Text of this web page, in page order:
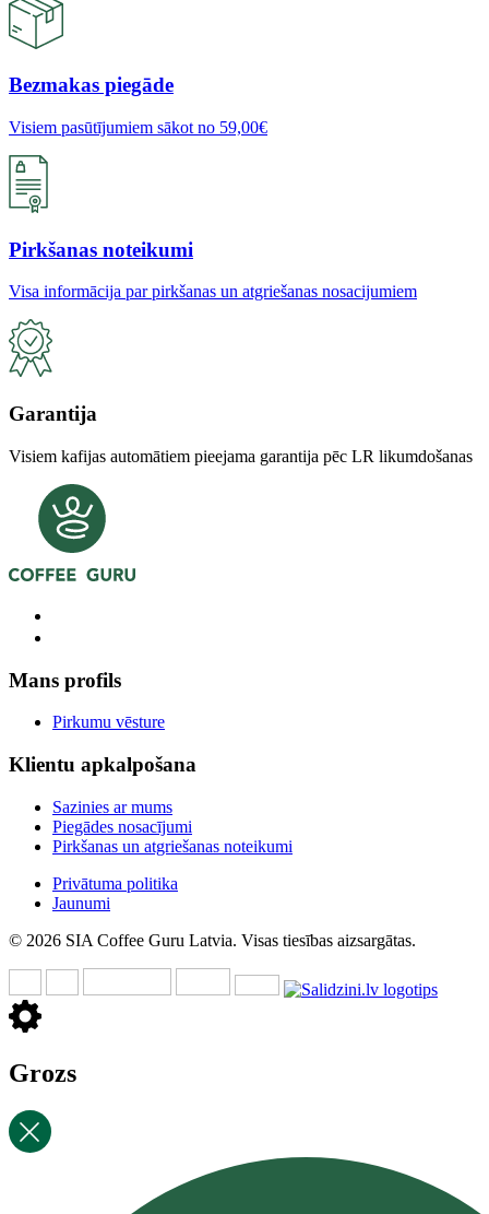
Bezmakas piegāde
Visiem pasūtījumiem sākot no 59,00€
Pirkšanas noteikumi
Visa informācija par pirkšanas un atgriešanas nosacijumiem
Garantija
Visiem kafijas automātiem pieejama garantija pēc LR likumdošanas
Mans profils
Pirkumu vēsture
Klientu apkalpošana
Sazinies ar mums
Piegādes nosacījumi
Pirkšanas un atgriešanas noteikumi
Privātuma politika
Jaunumi
© 2026 SIA Coffee Guru Latvia. Visas tiesības aizsargātas.
Grozs